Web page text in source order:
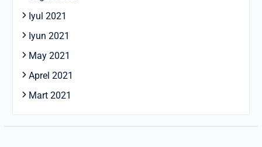
Iyul 2021
Iyun 2021
May 2021
Aprel 2021
Mart 2021